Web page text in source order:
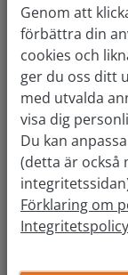
5. Sätt rätt
Det här är en
bilen värd?
skramlar och
Hur stor roll
av din bil?
igenom
bilmodeller.
Genom att
förbättra din
cookies och
ger du oss ditt
med utvalda
visa dig
Du kan
(detta är också
Förklaring om
Integritetspolicy